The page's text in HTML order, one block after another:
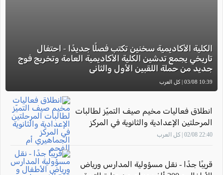
الكلية الأكاديمية سخنين تكتب فصلًا جديدًا - احتفال
تاريخي يجمع تدشين الكلية الأكاديمية العامة وتخريج فوج
جديد من حملة اللقبين الأول والثاني
10:39 03/08 | كل العرب
انطلاق فعاليات مخيم صيف التميّز لطالبات
المرحلتين الإعدادية والثانوية في المركز
الجماهيري أم الفحم
22:40 02/08 | كل العرب
قريبًا جدًا - نقل مسؤولية المدارس ورياض